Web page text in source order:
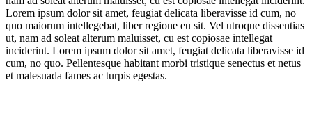
Lorem ipsum dolor sit amet, feugiat delicata liberavisse id cum, no
quo maiorum intellegebat, liber regione eu sit. Vel utroque dissentias
ut, nam ad soleat alterum maluisset, cu est copiosae intellegat
inciderint. Lorem ipsum dolor sit amet, feugiat delicata liberavisse id
cum, no quo. Pellentesque habitant morbi tristique senectus et netus
et malesuada fames ac turpis egestas.